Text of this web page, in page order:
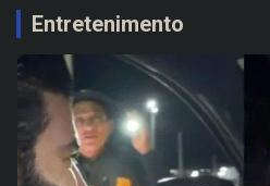
c
h
Entretenimento